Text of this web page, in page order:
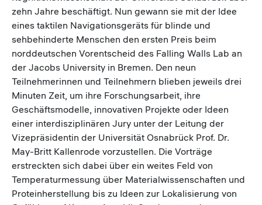
zehn Jahre beschäftigt. Nun gewann sie mit der Idee
eines taktilen Navigationsgeräts für blinde und
sehbehinderte Menschen den ersten Preis beim
norddeutschen Vorentscheid des Falling Walls Lab an
der Jacobs University in Bremen. Den neun
Teilnehmerinnen und Teilnehmern blieben jeweils drei
Minuten Zeit, um ihre Forschungsarbeit, ihre
Geschäftsmodelle, innovativen Projekte oder Ideen
einer interdisziplinären Jury unter der Leitung der
Vizepräsidentin der Universität Osnabrück Prof. Dr.
May-Britt Kallenrode vorzustellen. Die Vorträge
erstreckten sich dabei über ein weites Feld von
Temperaturmessung über Materialwissenschaften und
Proteinherstellung bis zu Ideen zur Lokalisierung von